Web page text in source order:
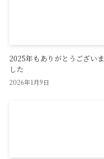
2025年もありがとうございま
した
2026年1月9日